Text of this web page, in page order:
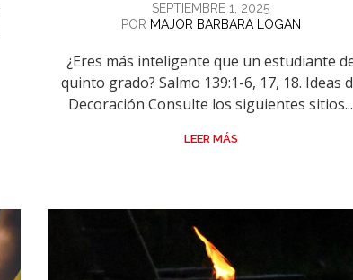
SEPTIEMBRE 1, 2025
POR MAJOR BARBARA LOGAN
¿Eres más inteligente que un estudiante
quinto grado? Salmo 139:1-6, 17, 18. Ideas
Decoración Consulte los siguientes sitios...